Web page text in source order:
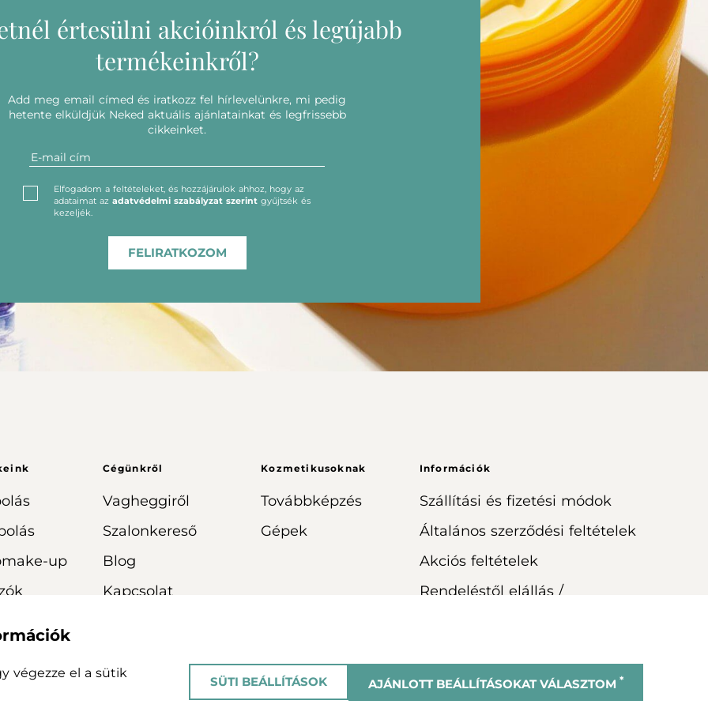
értesülni akcióinkról és legújabb
termékeinkről?
Add meg email címed és iratkozz fel hírlevelünkre, mi pedig
hetente elküldjük Neked aktuális ajánlatainkat és legfrissebb
cikkeinket.
Elfogadom a feltételeket, és hozzájárulok ahhoz, hogy az
adataimat az adatvédelmi szabályzat szerint gyűjtsék és
kezeljék.
FELIRATKOZOM
up
Cégünkről
Vagheggiről
Szalonkereső
Blog
Kapcsolat
Kozmetikusoknak
Továbbképzés
Gépek
Információk
Szállítási és fizetési módok
Általános szerződési feltételek
Akciós feltételek
Rendeléstől elállás /
végezze el a sütik
SÜTI BEÁLLÍTÁSOK AJÁNLOTT BEÁLLÍTÁSOKAT VÁLASZTOM *